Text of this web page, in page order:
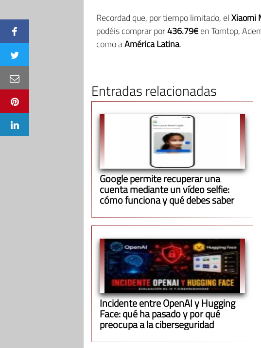
Recordad que, por tiempo limitado, elXiaomi
podéis comprar por436.79€en Tomtop,
como aAmérica Latina.
Entradas relacionadas
Google permite recuperar una
cuenta mediante un vídeo selfie:
cómo funciona y qué debes saber
Incidente entre OpenAI y Hugging
Face: qué ha pasado y por qué
preocupa a la ciberseguridad